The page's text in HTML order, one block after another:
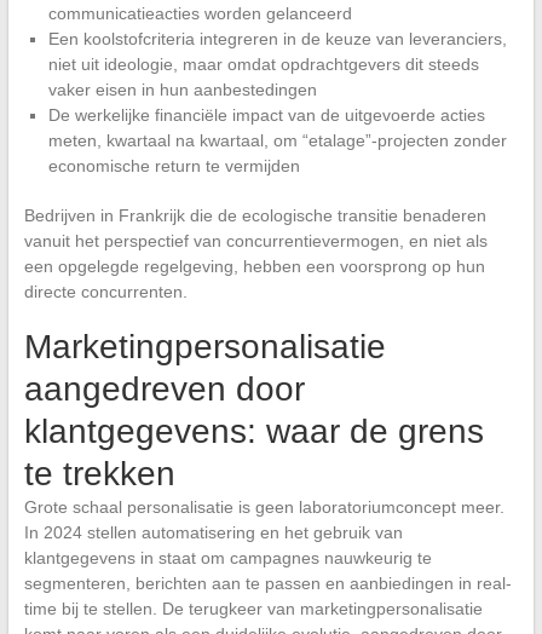
communicatieacties worden gelanceerd
Een koolstofcriteria integreren in de keuze van leveranciers,
niet uit ideologie, maar omdat opdrachtgevers dit steeds
vaker eisen in hun aanbestedingen
De werkelijke financiële impact van de uitgevoerde acties
meten, kwartaal na kwartaal, om “etalage”-projecten zonder
economische return te vermijden
Bedrijven in Frankrijk die de ecologische transitie benaderen
vanuit het perspectief van concurrentievermogen, en niet als
een opgelegde regelgeving, hebben een voorsprong op hun
directe concurrenten.
Marketingpersonalisatie
aangedreven door
klantgegevens: waar de grens
te trekken
Grote schaal personalisatie is geen laboratoriumconcept meer.
In 2024 stellen automatisering en het gebruik van
klantgegevens in staat om campagnes nauwkeurig te
segmenteren, berichten aan te passen en aanbiedingen in real-
time bij te stellen. De terugkeer van marketingpersonalisatie